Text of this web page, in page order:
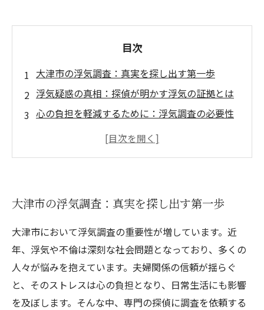
目次
大津市の浮気調査：真実を探し出す第一歩
浮気疑惑の真相：探偵が明かす浮気の証拠とは
心の負担を軽減するために：浮気調査の必要性
信頼できる探偵の選び方：あなたの味方になる
大津市で見つけた真実：浮気調査がもたらす未
来
疑念を解消し、より良い生活を：大津市の浮気
調査の重要性
大津市の浮気調査：真実を探し出す第一歩
大津市において浮気調査の重要性が増しています。近
年、浮気や不倫は深刻な社会問題となっており、多くの
人々が悩みを抱えています。夫婦関係の信頼が揺らぐ
と、そのストレスは心の負担となり、日常生活にも影響
を及ぼします。そんな中、専門の探偵に調査を依頼する